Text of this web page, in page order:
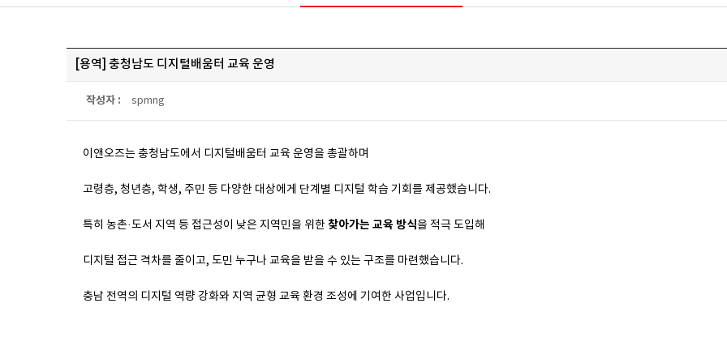
[용역] 충청남도 디지털배움터 교육 운영
작성자 : spmng
이앤오즈는 충청남도에서 디지털배움터 교육 운영을 총괄하며
고령층, 청년층, 학생, 주민 등 다양한 대상에게 단계별 디지털 학습 기회를 제공했습니다.
특히 농촌·도서 지역 등 접근성이 낮은 지역민을 위한 찾아가는 교육 방식을 적극 도입해
디지털 접근 격차를 줄이고, 도민 누구나 교육을 받을 수 있는 구조를 마련했습니다.
충남 전역의 디지털 역량 강화와 지역 균형 교육 환경 조성에 기여한 사업입니다.